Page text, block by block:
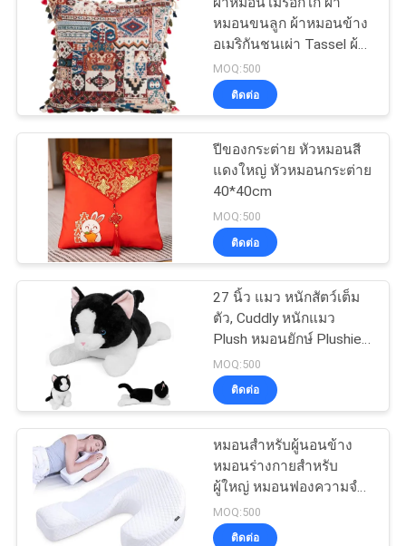
เว็บไซต์
PRIVACY
POLICYกระเป๋าเก็บเงิน
กระเป๋าซิปธนาคาร
134
ถุงล้างเครื่องสำอาง
หมอนขนลูก ผ้าหมอนข้าง
อเมริกันชนเผ่า Tassel ผ้า
หมอนข้าง ผ้าหมอนสํา
นักงาน ผ้าหมอนปก
MOQ:500
ติดต่อ
ปีของกระต่าย หัวหมอนสี
แดงใหญ่ หัวหมอนกระต่าย
40*40cm
MOQ:500
ติดต่อ
27 นิ้ว แมว หนักสัตว์เต็ม
ตัว, Cuddly หนักแมว
Plush หมอนยักษ์ Plushie
ของขวัญที่เหมาะสมสําห
รับผู้ใหญ่และเด็ก
MOQ:500
ติดต่อ
หมอนสําหรับผู้นอนข้าง
หมอนร่างกายสําหรับ
ผู้ใหญ่ หมอนฟองความจํา
ที่มีรูปทรง U
MOQ:500
ติดต่อ